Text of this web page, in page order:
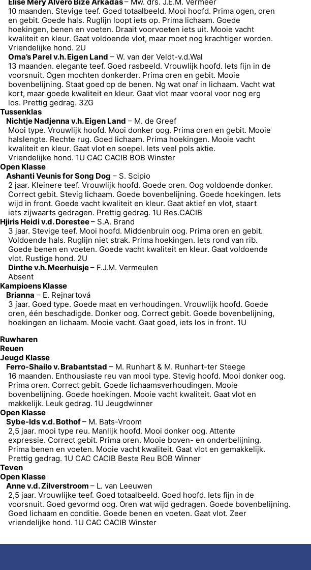
10 maanden. Stevige teef. Goed totaalbeeld. Mooi hoofd. Prima ogen, oren
en gebit. Goede hals. Ruglijn loopt iets op. Prima lichaam. Goede
hoekingen, benen en voeten. Draait voorvoeten iets uit. Mooie vacht
kwaliteit en kleur. Gaat voldoende vlot, maar moet nog krachtiger worden.
Vriendelijke hond. 2U
Oma’s Parel v.h. Eigen Land – W. van der Veldt-v.d.Wal
13 maanden. elegante teef. Goed rasbeeld. Vrouwlijk hoofd. Iets fijn in de
voorsnuit. Ogen mochten donkerder. Prima oren en gebit. Mooie
bovenbelijning. Staat goed op de benen. Ng wat onaf in lichaam. Vacht wat
kort, maar goede kwaliteit en kleur. Gaat vlot maar vooral voor nog erg
los. Prettig gedrag. 3ZG
Tussenklas
Nichtje Nadjenna v.h. Eigen Land – M. de Greef
Mooi type. Vrouwlijk hoofd. Mooi donker oog. Prima oren en gebit. Mooie
halslengte. Rechte rug. Goed lichaam. Prima hoekingen. Mooie vacht
kwaliteit en kleur. Gaat vlot en soepel. Iets veel pols aktie.
Vriendelijke hond. 1U CAC CACIB BOB Winster
Open Klasse
Ashanti Veunis for Song Dog – S. Scipio
2 jaar. Kleinere teef. Vrouwlijk hoofd. Goede oren. Oog voldoende donker.
Correct gebit. Stevig lichaam. Goede bovenbelijning. Goede hoekingen. Iets
wijd in front. Goede vacht kwaliteit en kleur. Gaat aktief en vlot, staart
iets zijwaarts gedragen. Prettig gedrag. 1U Res.CACIB
Hjiris Heidi v.d. Dorestee– S.A. Brand
3 jaar. Stevige teef. Mooi hoofd. Middenbruin oog. Prima oren en gebit.
Voldoende hals. Ruglijn niet strak. Prima hoekingen. Iets rond van rib.
Goede benen en voeten. Goede vacht kwaliteit en kleur. Gaat voldoende
vlot. Rustige hond. 2U
Dinthe v.h. Meerhuisje– F.J.M. Vermeulen
Absent
Kampioens Klasse
Brianna – E. Rejnartová
3 jaar. Goed type. Goede maat en verhoudingen. Vrouwlijk hoofd. Goede
oren, één beschadigde. Donker oog. Correct gebit. Goede bovenbelijning,
hoekingen en lichaam. Mooie vacht. Gaat goed, iets los in front. 1U
Ruwharen
Reuen
Jeugd Klasse
Ferro-Shailo v. Brabantstad – M. Runhart & M. Runhart-ter Steege
16 maanden. Enthousiaste reu van mooi type. Stevig hoofd. Mooi donker oog.
Prima oren. Correct gebit. Goede lichaamsverhoudingen. Mooie
bovenbelijning. Goede hoekingen. Mooie vacht kwaliteit. Gaat vlot en
makkelijk. Leuk gedrag. 1U Jeugdwinner
Open Klasse
Sybe-Ids v.d. Bothof– M. Bats-Vroom
2,5 jaar. mooi type reu. Manlijk hoofd. Mooi donker oog. Attente
expressie. Correct gebit. Prima oren. Mooie boven- en onderbelijning.
Prima benen en voeten. Mooie vacht kwaliteit. Gaat vlot en gemakkelijk.
Prettig gedrag. 1U CAC CACIB Beste Reu BOB Winner
Teven
Open Klasse
Anne v.d. Zilverstroom – L. van Leeuwen
2,5 jaar. Vrouwlijke teef. Goed totaalbeeld. Goed hoofd. Iets fijn in de
voorsnuit. Goed gevormd oog. Oren wat wijd gedragen. Goede bovenbelijning.
Goed lichaam en conditie. Goede benen en voeten. Gaat vlot. Zeer
vriendelijke hond. 1U CAC CACIB Winster